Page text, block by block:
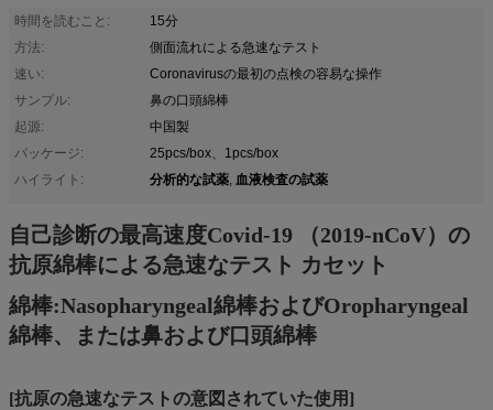
時間を読むこと:
15分
方法:
側面流れによる急速なテスト
速い:
Coronavirusの最初の点検の容易な操作
サンプル:
鼻の口頭綿棒
起源:
中国製
パッケージ:
25pcs/box、1pcs/box
ハイライト:
分析的な試薬, 血液検査の試薬
自己診断の最高速度Covid-19 （2019-nCoV）の
抗原綿棒による急速なテスト カセット
綿棒:Nasopharyngeal綿棒およびOropharyngeal
綿棒、または鼻および口頭綿棒
[抗原の急速なテストの意図されていた使用]